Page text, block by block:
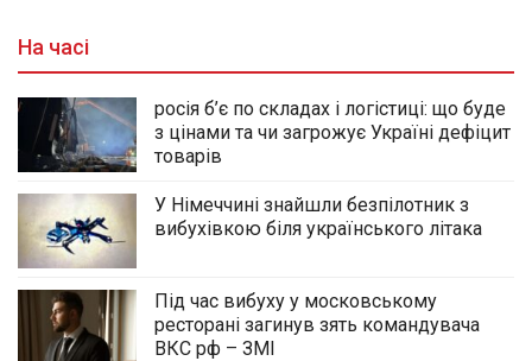
На часі
росія б’є по складах і логістиці: що буде
з цінами та чи загрожує Україні дефіцит
товарів
У Німеччині знайшли безпілотник з
вибухівкою біля українського літака
Під час вибуху у московському
ресторані загинув зять командувача
ВКС рф – ЗМІ